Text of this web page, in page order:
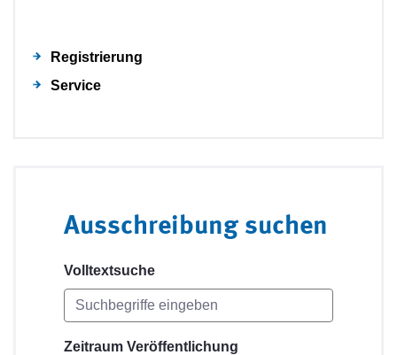
Registrierung
Service
Ausschreibung suchen
Volltextsuche
Zeitraum Veröffentlichung